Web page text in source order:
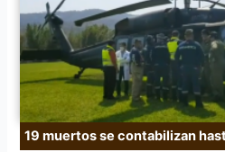
19 muertos se contabilizan